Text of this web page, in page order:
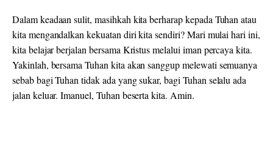
Dalam keadaan sulit, masihkah kita berharap kepada Tuhan atau
kita mengandalkan kekuatan diri kita sendiri? Mari mulai hari ini,
kita belajar berjalan bersama Kristus melalui iman percaya kita.
Yakinlah, bersama Tuhan kita akan sanggup melewati semuanya
sebab bagi Tuhan tidak ada yang sukar, bagi Tuhan selalu ada
jalan keluar. Imanuel, Tuhan beserta kita. Amin.